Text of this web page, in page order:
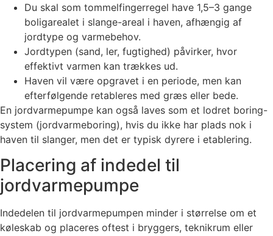
Du skal som tommelfingerregel have 1,5–3 gange
boligarealet i slange-areal i haven, afhængig af
jordtype og varmebehov.
Jordtypen (sand, ler, fugtighed) påvirker, hvor
effektivt varmen kan trækkes ud.
Haven vil være opgravet i en periode, men kan
efterfølgende retableres med græs eller bede.
En jordvarmepumpe kan også laves som et lodret boring-
system (jordvarmeboring), hvis du ikke har plads nok i
haven til slanger, men det er typisk dyrere i etablering.
Placering af indedel til
jordvarmepumpe
Indedelen til jordvarmepumpen minder i størrelse om et
køleskab og placeres oftest i bryggers, teknikrum eller